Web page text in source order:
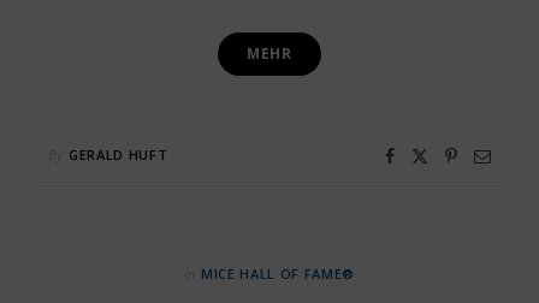
MEHR
GERALD HUFT
MICE HALL OF FAME®